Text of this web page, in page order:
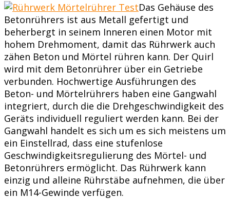
Das Gehäuse des
Betonrührers ist aus Metall gefertigt und
beherbergt in seinem Inneren einen Motor mit
hohem Drehmoment, damit das Rührwerk auch
zähen Beton und Mörtel rühren kann. Der Quirl
wird mit dem Betonrührer über ein Getriebe
verbunden. Hochwertige Ausführungen des
Beton- und Mörtelrührers haben eine Gangwahl
integriert, durch die die Drehgeschwindigkeit des
Geräts individuell reguliert werden kann. Bei der
Gangwahl handelt es sich um es sich meistens um
ein Einstellrad, dass eine stufenlose
Geschwindigkeitsregulierung des Mörtel- und
Betonrührers ermöglicht. Das Rührwerk kann
einzig und alleine Rührstäbe aufnehmen, die über
ein M14-Gewinde verfügen.